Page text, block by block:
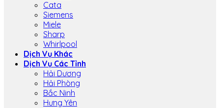
Cata
Siemens
Miele
Sharp
Whirlpool
Dịch Vụ Khác
Dịch Vụ Các Tỉnh
Hải Dương
Hải Phòng
Bắc Ninh
Hưng Yên